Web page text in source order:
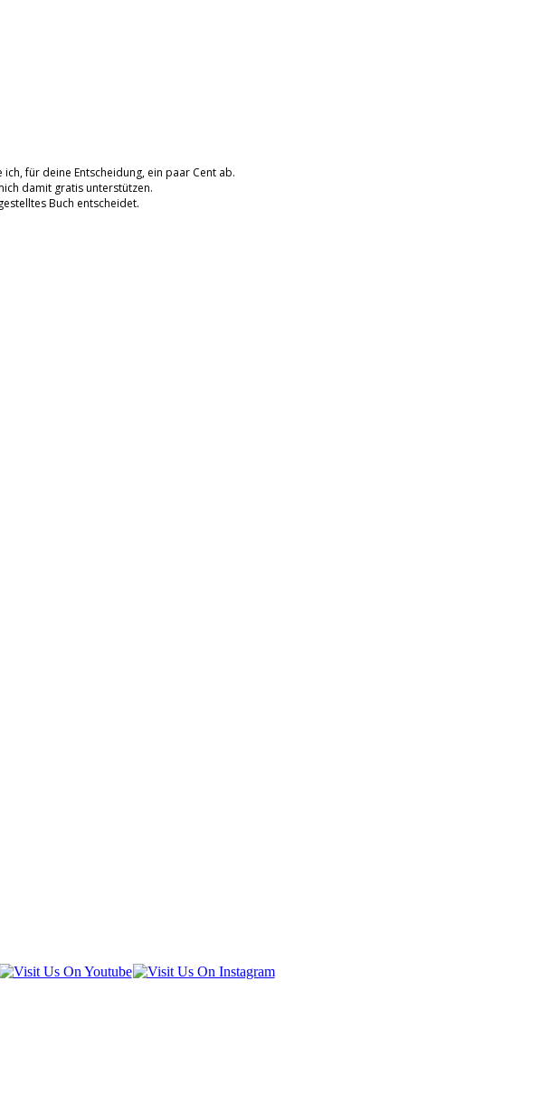
für deine Entscheidung, ein paar Cent ab.
damit gratis unterstützen.
Buch entscheidet.